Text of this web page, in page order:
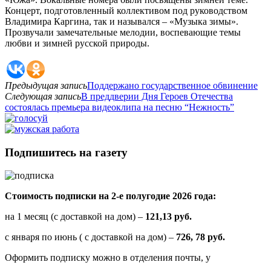
Концерт, подготовленный коллективом под руководством
Владимира Каргина, так и назывался – «Музыка зимы».
Прозвучали замечательные мелодии, воспевающие темы
любви и зимней русской природы.
Предыдущая записьПоддержано государственное обвинение
Следующая записьВ преддверии Дня Героев Отечества
состоялась премьера видеоклипа на песню “Нежность”
Подпишитесь на газету
Стоимость подписки на 2-е полугодие 2026 года:
на 1 месяц (с доставкой на дом) – 121,13 руб.
с января по июнь ( с доставкой на дом) – 726, 78 руб.
Оформить подписку можно в отделения почты, у